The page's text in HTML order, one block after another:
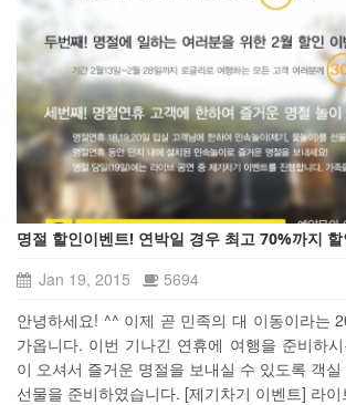
명절 할인이벤트! 연박일 경우 최고 70%까지
Jan 19, 2015
5694
안녕하세요! ^^ 이제 곧 민족의 대 이동이라는
가옵니다. 이번 기나긴 연휴에 여행을 준비하
이 오셔서 즐거운 명절을 보내실 수 있도록 객
선물을 준비하였습니다. [제기차기 이벤트] 라